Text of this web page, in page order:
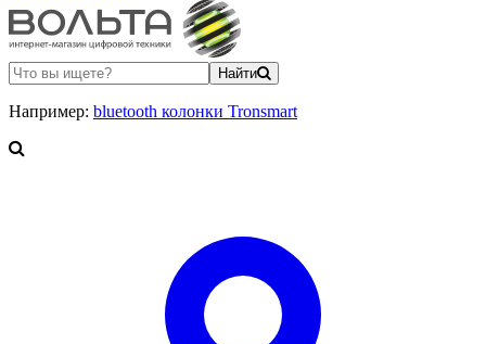
Найти
Например: bluetooth колонки Tronsmart